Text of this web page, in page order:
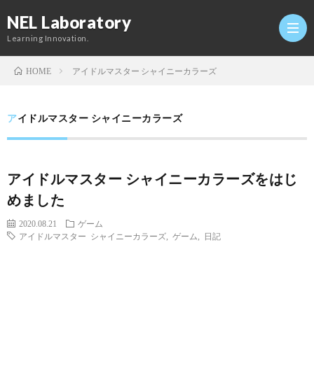
NEL Laboratory
Learning Innovation.
研
究
HOME アイドルマスター シャイニーカラーズ
アイドルマスター シャイニーカラーズ
アイドルマスター シャイニーカラーズをはじ
めました
2020.08.21
ゲーム
アイドルマスター シャイニーカラーズ
ゲーム 日記